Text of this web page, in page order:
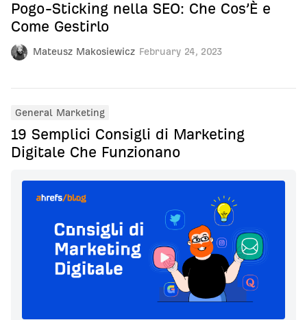
Mateusz Makosiewicz February 24, 2023
Pogo-Sticking nella SEO: Che Cos’È e
Come Gestirlo
General Marketing
19 Semplici Consigli di Marketing
Digitale Che Funzionano